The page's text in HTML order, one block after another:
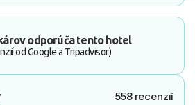
odporúča tento hotel
od Google a Tripadvisor)
558 recenzií